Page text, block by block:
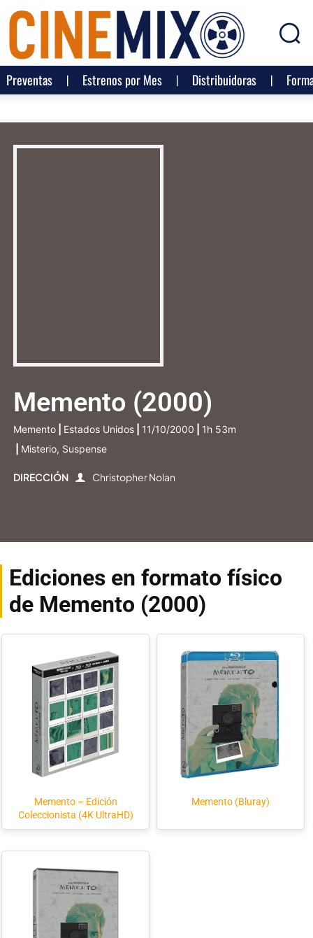
Preventas Estrenos por Mes Distribuidoras
Memento (2000)
Memento Estados Unidos 11/10/2000
1h 53m
Misterio, Suspense
DIRECCIÓN Christopher Nolan
Ediciones en formato físico
de Memento (2000)
Memento – Edición
Coleccionista (4K UltraHD)
Memento (Bluray)